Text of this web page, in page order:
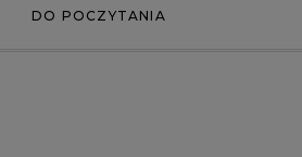
DO POCZYTANIA